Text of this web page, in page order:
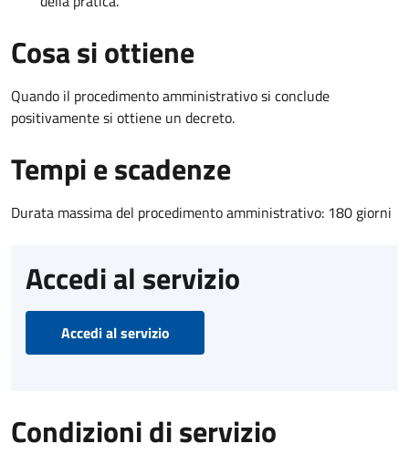
Cosa si ottiene
Quando il procedimento amministrativo si conclude
positivamente si ottiene un decreto.
Tempi e scadenze
Durata massima del procedimento amministrativo: 180 giorni
Accedi al servizio
Accedi al servizio
Condizioni di servizio